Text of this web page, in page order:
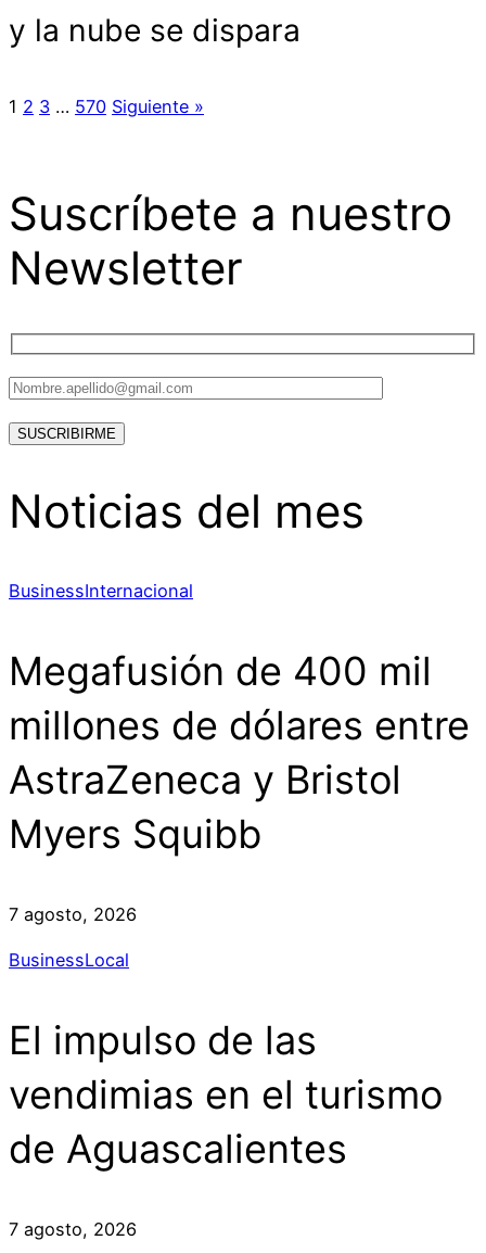
y la nube se dispara
1 2 3 … 570 Siguiente »
Suscríbete a nuestro
Newsletter
Noticias del mes
BusinessInternacional
Megafusión de 400 mil
millones de dólares entre
AstraZeneca y Bristol
Myers Squibb
7 agosto, 2026
BusinessLocal
El impulso de las
vendimias en el turismo
de Aguascalientes
7 agosto, 2026